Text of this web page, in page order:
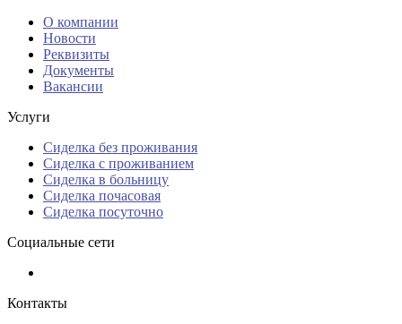
О компании
Новости
Реквизиты
Документы
Вакансии
Услуги
Сиделка без проживания
Сиделка с проживанием
Сиделка в больницу
Сиделка почасовая
Сиделка посуточно
Социальные сети
Контакты